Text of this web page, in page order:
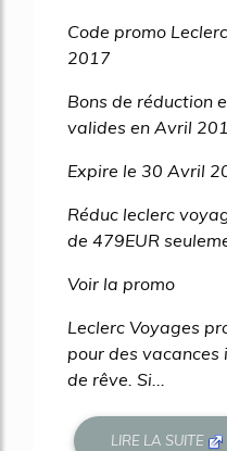
Code promo
2017
Bons de réduction
valides en Avril
Expire le 30 Avril
Réduc leclerc
de 479EUR
Voir la promo
Leclerc Voyages
pour des
de rêve. Si...
LIRE LA SUITE